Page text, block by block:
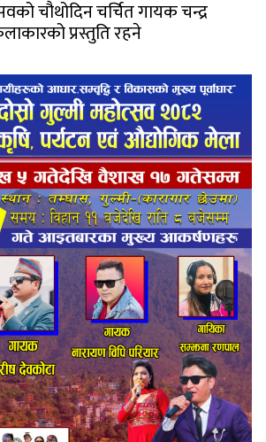
चौथोदिन चर्चित गायक चन्द्र
प्रस्तुति रहने